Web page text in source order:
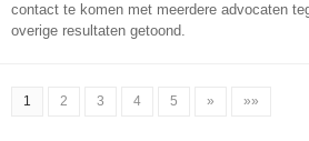
contact te komen met meerdere advocaten
overige resultaten getoond.
1 2 3 4 5 » »»